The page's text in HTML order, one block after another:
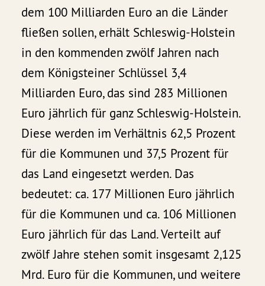
dem 100 Milliarden Euro an die Länder
fließen sollen, erhält Schleswig-Holstein
in den kommenden zwölf Jahren nach
dem Königsteiner Schlüssel 3,4
Milliarden Euro, das sind 283 Millionen
Euro jährlich für ganz Schleswig-Holstein.
Diese werden im Verhältnis 62,5 Prozent
für die Kommunen und 37,5 Prozent für
das Land eingesetzt werden. Das
bedeutet: ca. 177 Millionen Euro jährlich
für die Kommunen und ca. 106 Millionen
Euro jährlich für das Land. Verteilt auf
zwölf Jahre stehen somit insgesamt 2,125
Mrd. Euro für die Kommunen, und weitere